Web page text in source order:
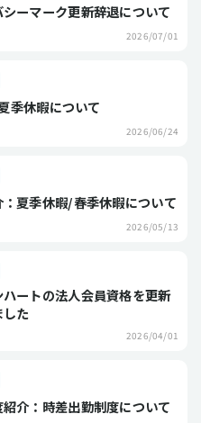
ーマーク更新辞退について
2026/07/01
季休暇について
2026/06/24
夏季休暇/春季休暇について
2026/05/13
ハートの法人会員資格を更新
た
2026/04/01
介：時差出勤制度について